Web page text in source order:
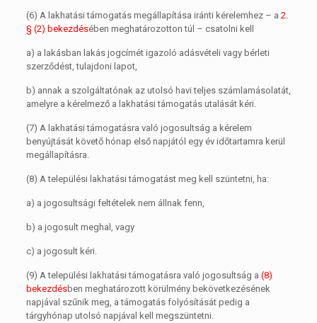
(6) A lakhatási támogatás megállapítása iránti kérelemhez – a 2.
§ (2) bekezdésében meghatározotton túl – csatolni kell
a) a lakásban lakás jogcímét igazoló adásvételi vagy bérleti
szerződést, tulajdoni lapot,
b) annak a szolgáltatónak az utolsó havi teljes számlamásolatát,
amelyre a kérelmező a lakhatási támogatás utalását kéri.
(7) A lakhatási támogatásra való jogosultság a kérelem
benyújtását követő hónap első napjától egy év időtartamra kerül
megállapításra.
(8) A települési lakhatási támogatást meg kell szüntetni, ha:
a) a jogosultsági feltételek nem állnak fenn,
b) a jogosult meghal, vagy
c) a jogosult kéri.
(9) A települési lakhatási támogatásra való jogosultság a (8)
bekezdésben meghatározott körülmény bekövetkezésének
napjával szűnik meg, a támogatás folyósítását pedig a
tárgyhónap utolsó napjával kell megszüntetni.